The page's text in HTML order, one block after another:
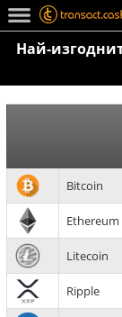
Най-
Bitcoin
Ethereum
Litecoin
Ripple